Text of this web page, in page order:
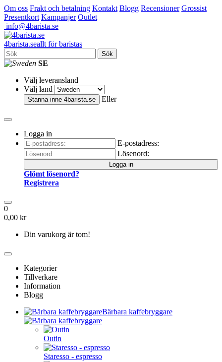
Om oss Frakt och betalning Kontakt Blogg Recensioner Grossist
Presentkort Kampanjer Outlet
info@4barista.se
4barista.seallt för baristas
Sök
SE
Välj leveransland
Välj land
Stanna inne 4barista.se Eller
Logga in
E-postadress:
Lösenord:
Logga in
Glömt lösenord?
Registrera
0
0,00 kr
Din varukorg är tom!
Kategorier
Tillverkare
Information
Blogg
Bärbara kaffebryggare
Outin
Staresso - espresso